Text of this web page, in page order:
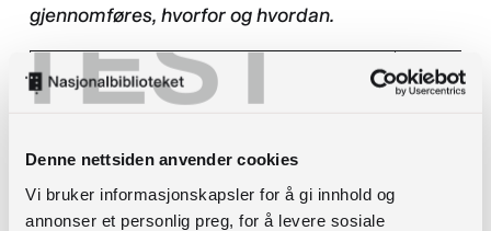
TEST
Denne nettsiden anvender cookies
Vi bruker informasjonskapsler for å gi innhold og
annonser et personlig preg, for å levere sosiale
gjennomføres, hvorfor og hvordan.
TEMA
Ta utgangspunkt i organisasjonen sitt
behov, og beskriv effekten av
sluttproduktet og gevinsten for